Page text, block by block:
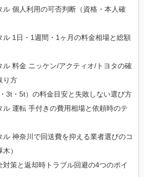
ル 個人利用の可否判断（資格・本人確
ル 1日・1週間・1ヶ月の料金相場と総額
ル 料金 ニッケン/アクティオ/トヨタの確
り方
3t・5t）の料金目安と失敗しない選び方
ル 運転 手付きの費用相場と依頼時のテ
ル 神奈川で回送費を抑える業者選びのコ
）
策と返却時トラブル回避の4つのポイ